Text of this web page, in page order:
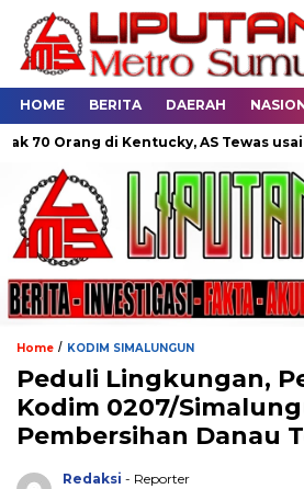
HOME BERITA DAERAH
Orang di Kentucky, AS Tewas usai
Home / KODIM SIMALUNGUN
Peduli Lingkungan,
Kodim 0207/
Pembersihan Danau
Redaksi - Reporter